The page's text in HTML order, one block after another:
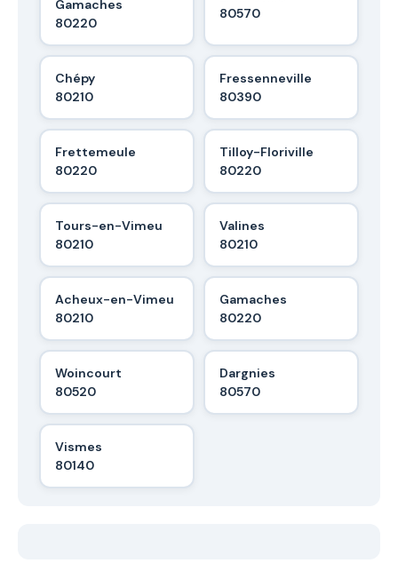
Gamaches
80220
80570
Chépy
80210
Fressenneville
80390
Frettemeule
80220
Tilloy-Floriville
80220
Tours-en-Vimeu
80210
Valines
80210
Acheux-en-Vimeu
80210
Gamaches
80220
Woincourt
80520
Dargnies
80570
Vismes
80140